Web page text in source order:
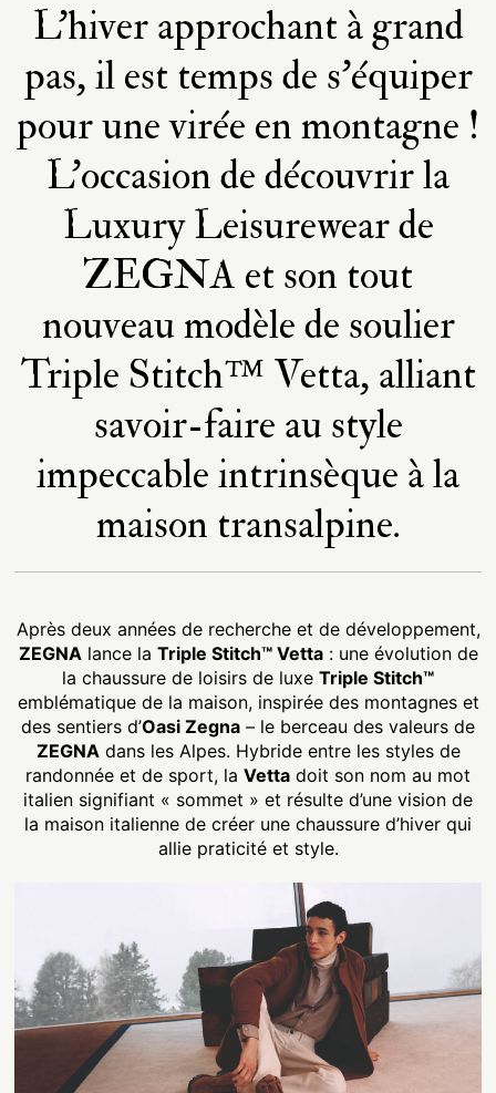
L'hiver approchant à grand
pas, il est temps de s'équiper
pour une virée en montagne !
L'occasion de découvrir la
Luxury Leisurewear de
ZEGNA et son tout
nouveau modèle de soulier
Triple Stitch™ Vetta, alliant
savoir-faire au style
impeccable intrinsèque à la
maison transalpine.
Après deux années de recherche et de développement,
ZEGNAlance la Triple Stitch™ Vetta: une évolution de
la chaussure de loisirs de luxe Triple Stitch™
emblématique de la maison, inspirée des montagnes et
des sentiers d’Oasi Zegna – le berceau des valeurs de
ZEGNAdans les Alpes. Hybride entre les styles de
randonnée et de sport, la Vetta doit son nom au mot
italien signifiant « sommet » et résulte d’une vision de
la maison italienne de créer une chaussure d’hiver qui
allie praticité et style.